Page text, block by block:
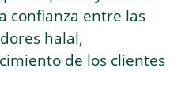
confianza entre las
halal,
de los clientes